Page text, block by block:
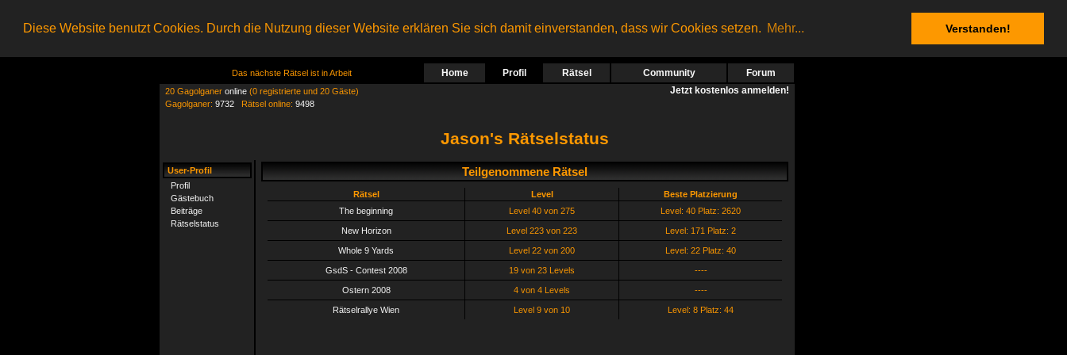
Diese Website benutzt Cookies. Durch die Nutzung dieser Website erklären Sie sich damit einverstanden, dass wir Cookies setzen. Mehr... Verstanden!
Das nächste Rätsel ist in Arbeit Home Profil Rätsel Community Forum
20 Gagolganer online (0 registrierte und 20 Gäste)
Gagolganer: 9732 Rätsel online: 9498
Jetzt kostenlos anmelden!
Jason's Rätselstatus
User-Profil
Profil
Gästebuch
Beiträge
Rätselstatus
Teilgenommene Rätsel
Rätsel Level
Beste Platzierung
The beginning
Level 40 von 275 Level: 40 Platz: 2620
New Horizon Level 223 von 223 Level: 171 Platz: 2
Whole 9 Yards Level 22 von 200 Level: 22 Platz: 40
GsdS - Contest 2008 19 von 23 Levels ----
Ostern 2008 4 von 4 Levels ----
Rätselrallye Wien Level 9 von 10 Level: 8 Platz: 44